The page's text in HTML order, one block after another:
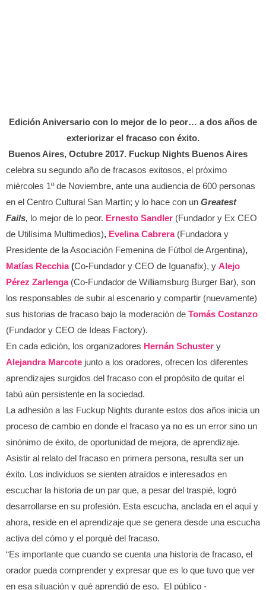
Edición Aniversario con lo mejor de lo peor… a dos años de
exteriorizar el fracaso con éxito.
Buenos Aires, Octubre 2017. Fuckup Nights Buenos Aires
celebra su segundo año de fracasos exitosos, el próximo
miércoles 1º de Noviembre, ante una audiencia de 600 personas
en el Centro Cultural San Martín; y lo hace con un Greatest
Fails, lo mejor de lo peor. Ernesto Sandler (Fundador y Ex CEO
de Utilísima Multimedios), Evelina Cabrera(Fundadora y
Presidente de la Asociación Femenina de Fútbol de Argentina),
Matías Recchia(Co-Fundador y CEO de Iguanafix), y Alejo
Pérez Zarlenga(Co-Fundador de Williamsburg Burger Bar), son
los responsables de subir al escenario y compartir (nuevamente)
sus historias de fracaso bajo la moderación de Tomás Costanzo
(Fundador y CEO de Ideas Factory).
En cada edición, los organizadores Hernán Schuster y
Alejandra Marcote junto a los oradores, ofrecen los diferentes
aprendizajes surgidos del fracaso con el propósito de quitar el
tabú aún persistente en la sociedad.
La adhesión a las Fuckup Nights durante estos dos años inicia un
proceso de cambio en donde el fracaso ya no es un error sino un
sinónimo de éxito, de oportunidad de mejora, de aprendizaje.
Asistir al relato del fracaso en primera persona, resulta ser un
éxito. Los individuos se sienten atraídos e interesados en
escuchar la historia de un par que, a pesar del traspié, logró
desarrollarse en su profesión. Esta escucha, anclada en el aquí y
ahora, reside en el aprendizaje que se genera desde una escucha
activa del cómo y el porqué del fracaso.
“Es importante que cuando se cuenta una historia de fracaso, el
orador pueda comprender y expresar que es lo que tuvo que ver
en esa situación y qué aprendió de eso. El público -